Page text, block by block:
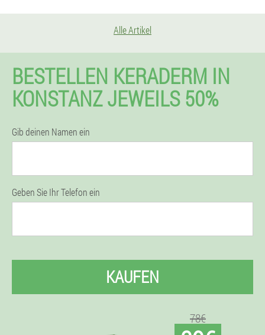
Alle Artikel
BESTELLEN KERADERM IN
KONSTANZ JEWEILS 50%
Gib deinen Namen ein
Geben Sie Ihr Telefon ein
KAUFEN
78€